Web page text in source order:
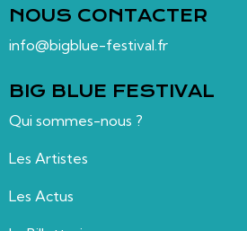
NOUS CONTACTER
info@bigblue-festival.fr
BIG BLUE FESTIVAL
Qui sommes-nous ?
Les Artistes
Les Actus